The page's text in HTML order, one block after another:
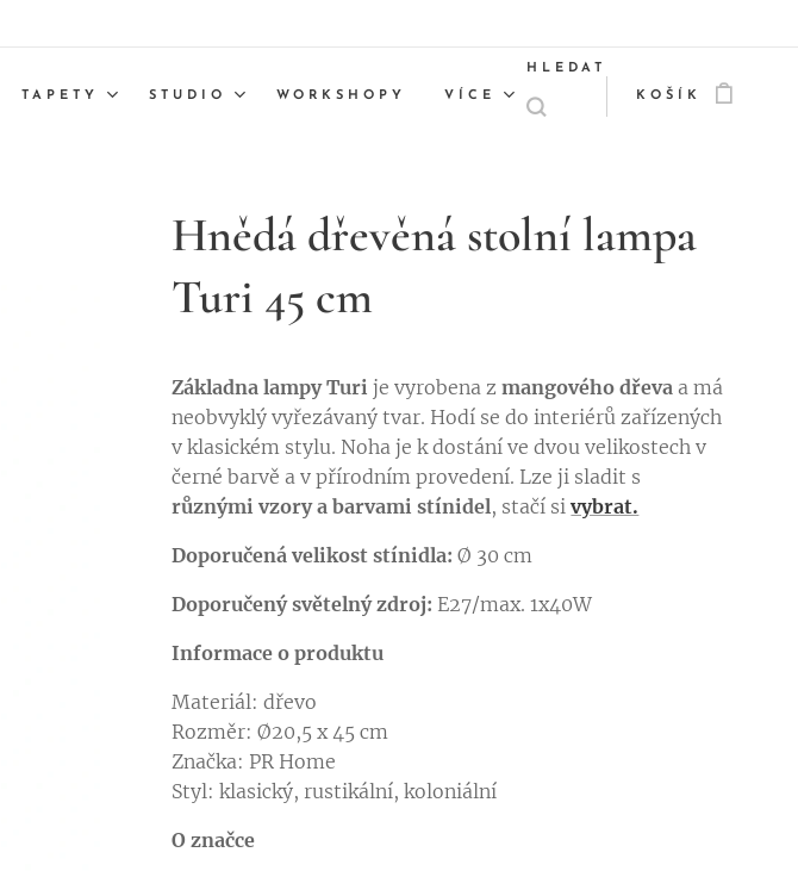
TAPETY STUDIO WORKSHOPY VÍCE
HLEDAT
KOŠÍK
Hnědá dřevěná stolní lampa
Turi 45 cm
Základna lampy Turi je vyrobena zmangového dřeva a má
neobvyklý vyřezávaný tvar. Hodí se do interiérů zařízených
v klasickém stylu. Noha je k dostání ve dvou velikostech v
černé barvě a v přírodním provedení. Lze ji sladit s
různými vzory a barvami stínidel, stačí sivybrat.
Doporučená velikost stínidla: Ø 30 cm
Doporučený světelný zdroj: E27/max. 1x40W
Informace o produktu
Materiál: dřevo
Rozměr: Ø20,5 x 45 cm
Značka: PR Home
Styl: klasický, rustikální, koloniální
O značce